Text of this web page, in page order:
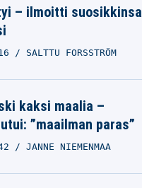
– ilmoitti suosikkinsa
SALTTU FORSSTRÖM
kaksi maalia –
”maailman paras”
JANNE NIEMENMAA